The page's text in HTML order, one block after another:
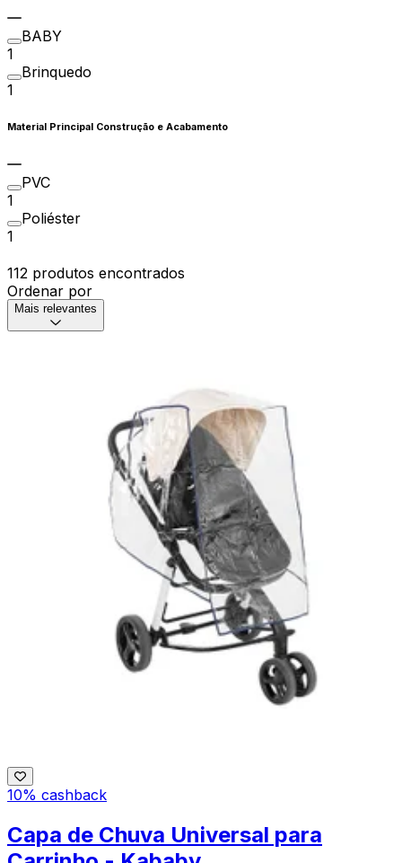
BABY
1
Brinquedo
1
Material Principal Construção e Acabamento
PVC
1
Poliéster
1
112 produtos encontrados
Ordenar por
Mais relevantes
10% cashback
Capa de Chuva Universal para